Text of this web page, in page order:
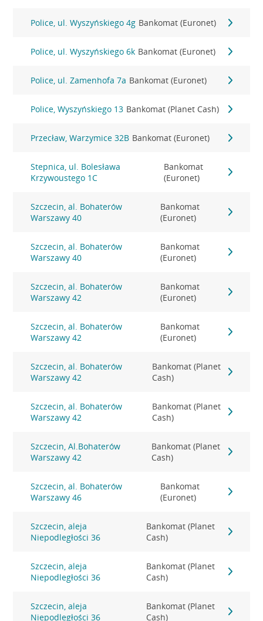
Police, ul. Wyszyńskiego 4g Bankomat (Euronet)
Police, ul. Wyszyńskiego 6k Bankomat (Euronet)
Police, ul. Zamenhofa 7a Bankomat (Euronet)
Police, Wyszyńskiego 13 Bankomat (Planet Cash)
Przecław, Warzymice 32B Bankomat (Euronet)
Stepnica, ul. Bolesława
Krzywoustego 1C
Bankomat
(Euronet)
Szczecin, al. Bohaterów
Warszawy 40
Bankomat
(Euronet)
Szczecin, al. Bohaterów
Warszawy 40
Bankomat
(Euronet)
Szczecin, al. Bohaterów
Warszawy 42
Bankomat
(Euronet)
Szczecin, al. Bohaterów
Warszawy 42
Bankomat
(Euronet)
Szczecin, al. Bohaterów
Warszawy 42
Bankomat (Planet
Cash)
Szczecin, al. Bohaterów
Warszawy 42
Bankomat (Planet
Cash)
Szczecin, Al.Bohaterów
Warszawy 42
Bankomat (Planet
Cash)
Szczecin, al. Bohaterów
Warszawy 46
Bankomat
(Euronet)
Szczecin, aleja
Niepodległości 36
Bankomat (Planet
Cash)
Szczecin, aleja
Niepodległości 36
Bankomat (Planet
Cash)
Szczecin, aleja
Niepodległości 36
Bankomat (Planet
Cash)